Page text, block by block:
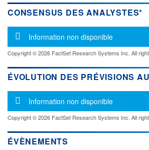
CONSENSUS DES ANALYSTES*
Message d'information
Information non disponible
Copyright © 2026 FactSet Research Systems Inc. All
ÉVOLUTION DES PRÉVISIONS
Message d'information
Information non disponible
Copyright © 2026 FactSet Research Systems Inc. All
ÉVÈNEMENTS